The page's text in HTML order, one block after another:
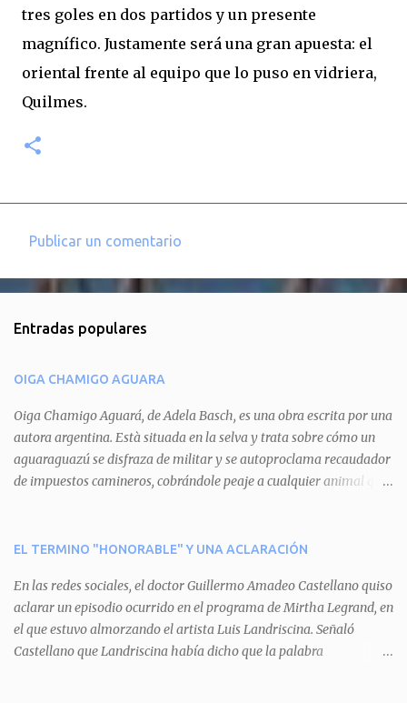
tres goles en dos partidos y un presente
magnífico. Justamente será una gran apuesta: el
oriental frente al equipo que lo puso en vidriera,
Quilmes.
e
t
a
r
i
o
Publicar un comentario
Entradas populares
OIGA CHAMIGO AGUARA
Oiga Chamigo Aguará, de Adela Basch, es una obra escrita por una
autora argentina. Està situada en la selva y trata sobre cómo un
aguaraguazú se disfraza de militar y se autoproclama recaudador
de impuestos camineros, cobrándole peaje a cualquier animal que
aguará le provoca. De igual manera pasa con Tatú, el armadillo.
del aguará y pasa sin pagar. Por último, Tui, la cotorra, deja
expuesta la mentira del aguará y arenga a los otros tres
personajes a unirse para enfrentarlo. Finalmente, terminan por
quitarle el disfraz de militar, y el aguará huye despavorido al verse
EL TERMINO "HONORABLE" Y UNA ACLARACIÓN
En las redes sociales, el doctor Guillermo Amadeo Castellano quiso
aclarar un episodio ocurrido en el programa de Mirtha Legrand, en
el que estuvo almorzando el artista Luis Landriscina. Señaló
Castellano que Landriscina había dicho que la palabra